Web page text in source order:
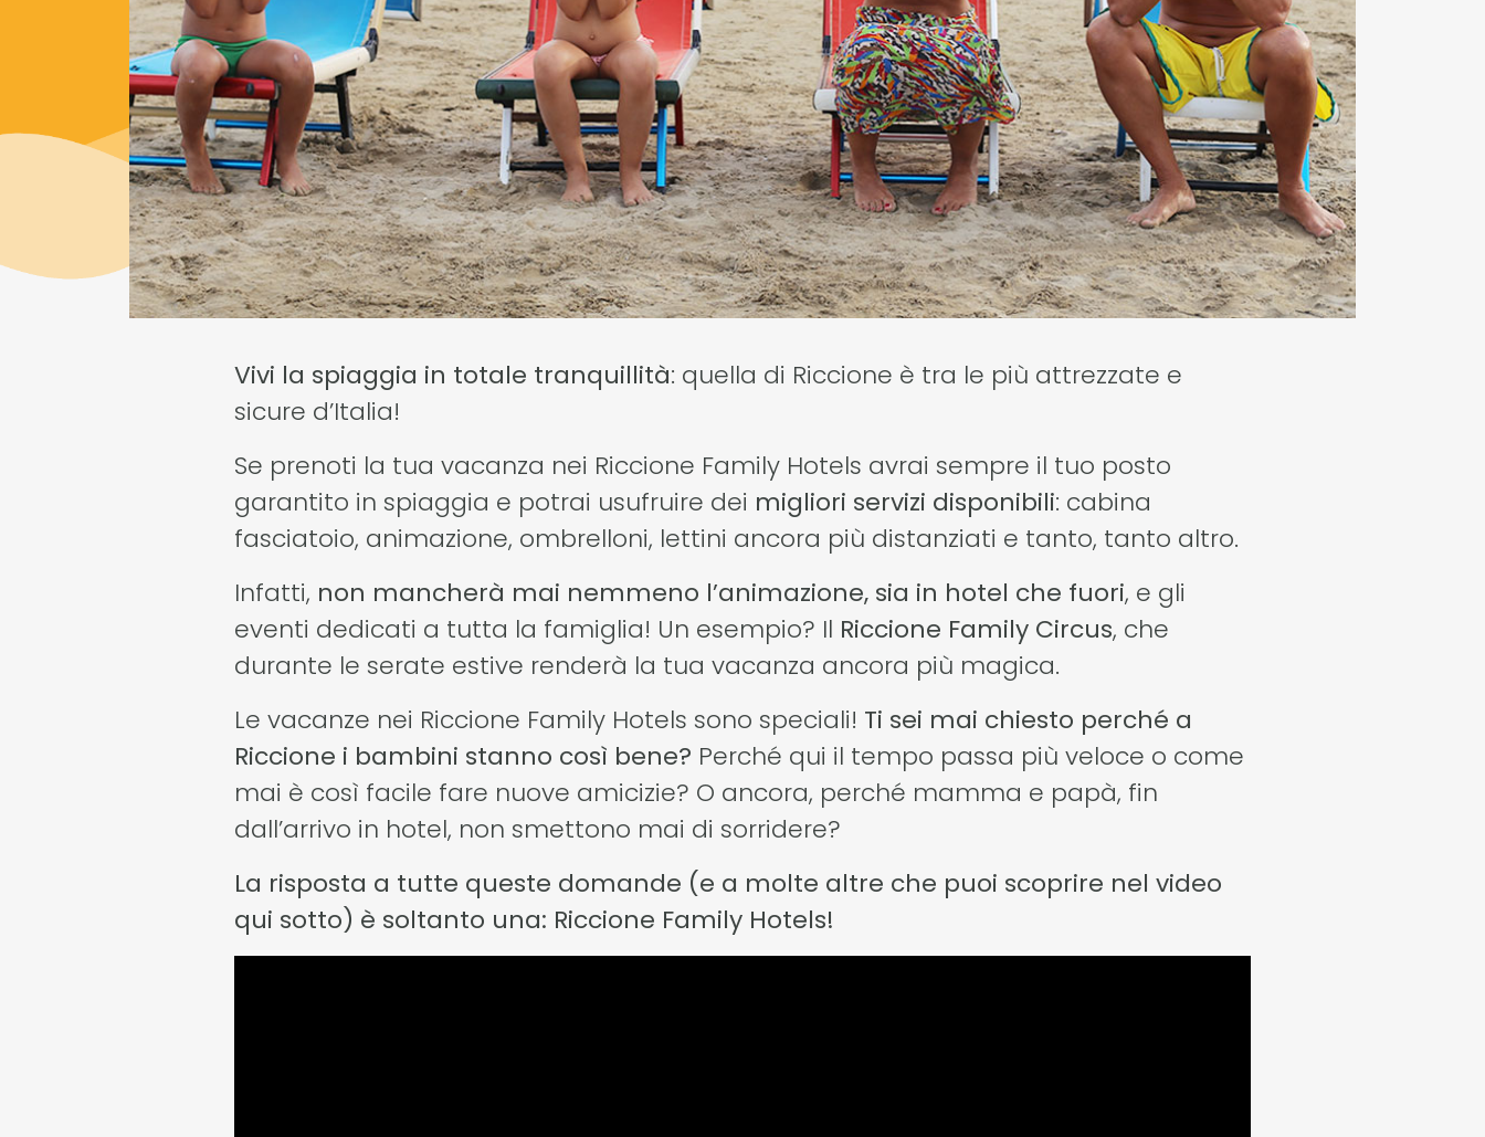
Vivi la spiaggia in totale tranquillità: quella di Riccione è tra le più attrezzate e
sicure d’Italia!
Se prenoti la tua vacanza nei Riccione Family Hotels avrai sempre il tuo posto
garantito in spiaggia e potrai usufruire dei migliori servizi disponibili: cabina
fasciatoio, animazione, ombrelloni, lettini ancora più distanziati e tanto, tanto altro.
Infatti, non mancherà mai nemmeno l’animazione, sia in hotel che fuori, e gli
eventi dedicati a tutta la famiglia! Un esempio? Il Riccione Family Circus, che
durante le serate estive renderà la tua vacanza ancora più magica.
Le vacanze nei Riccione Family Hotels sono speciali! Ti sei mai chiesto perché a
Riccione i bambini stanno così bene? Perché qui il tempo passa più veloce o come
mai è così facile fare nuove amicizie? O ancora, perché mamma e papà, fin
dall’arrivo in hotel, non smettono mai di sorridere?
La risposta a tutte queste domande (e a molte altre che puoi scoprire nel video
qui sotto) è soltanto una: Riccione Family Hotels!